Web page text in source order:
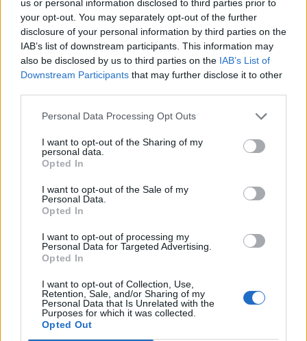
us or personal information disclosed to third parties prior to
your opt-out. You may separately opt-out of the further
disclosure of your personal information by third parties on the
IAB’s list of downstream participants. This information may
also be disclosed by us to third parties on the IAB’s List of
Downstream Participants that may further disclose it to other
Personal Data Processing Opt Outs
I want to opt-out of the Sharing of my
personal data.
Opted In
I want to opt-out of the Sale of my
Personal Data.
Opted In
I want to opt-out of processing my
Personal Data for Targeted Advertising.
Opted In
I want to opt-out of Collection, Use,
Retention, Sale, and/or Sharing of my
Personal Data that Is Unrelated with the
Purposes for which it was collected.
Opted Out
Aussi surprenant que cela puisse paraitre, le stress
peut aggraver vos allergies. Lorsque vous etes
stresse, votre corps libere du cortisol, qui peut affaiblir
votre systeme immunitaire et amplifier vos reactions
allergiques. Le stress chronique peut egalement vous
rendre plus sensible aux declencheurs
environnementaux.
Integrez des techniques de gestion du stress comme
la meditation, l'exercice ou des exercices de
respiration profonde dans votre routine. Gerer le
general, mais aussi aider a controler vos allergies.
7. Manque de Gestion des Allergies
Parfois, l'aggravation des allergies est un signe que
votre plan de gestion actuel n'est plus aussi efficace